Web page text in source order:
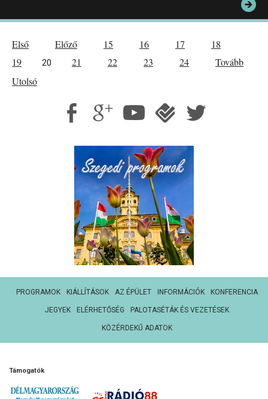
Első Előző 15 16 17
18
19
20 21 22 23 24
Tovább
Utolsó
PROGRAMOK KIÁLLÍTÁSOK AZ ÉPÜLET INFORMÁCIÓK KONFERENCIA
JEGYEK ELÉRHETŐSÉG PALOTASÉTÁK ÉS VEZETÉSEK
KÖZÉRDEKŰ ADATOK
Támogatók